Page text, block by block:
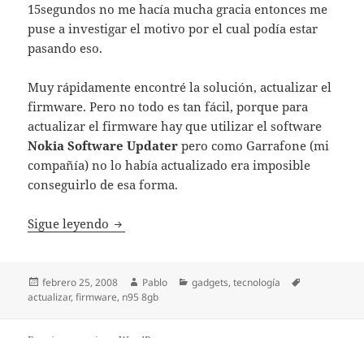
15segundos no me hacía mucha gracia entonces me
puse a investigar el motivo por el cual podía estar
pasando eso.
Muy rápidamente encontré la solución, actualizar el
firmware. Pero no todo es tan fácil, porque para
actualizar el firmware hay que utilizar el software
Nokia Software Updater pero como Garrafone (mi
compañía) no lo había actualizado era imposible
conseguirlo de esa forma.
Sigue leyendo Actualizar Firmware del N95/N95 8GB
Publicado
el
febrero 25, 2008 Autor
Pablo Categorías
gadgets,tecnología
actualizar,firmware, n95 8gb